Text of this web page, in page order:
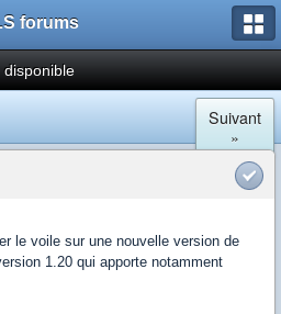
forums
disponible
Suivant
»
le voile sur une nouvelle version de
1.20 qui apporte notamment